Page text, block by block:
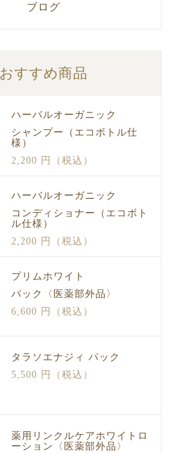
ブログ
おすすめ商品
ハーバルオーガニック
シャンプー（エコボトル仕
様）
2,200 円（税込）
ハーバルオーガニック
コンディショナー（エコボト
ル仕様）
2,200 円（税込）
プリムホワイト
パック〈医薬部外品〉
6,600 円（税込）
タラソエナジィ パック
5,500 円（税込）
薬用リンクルケアホワイトロ
ーション〈医薬部外品〉